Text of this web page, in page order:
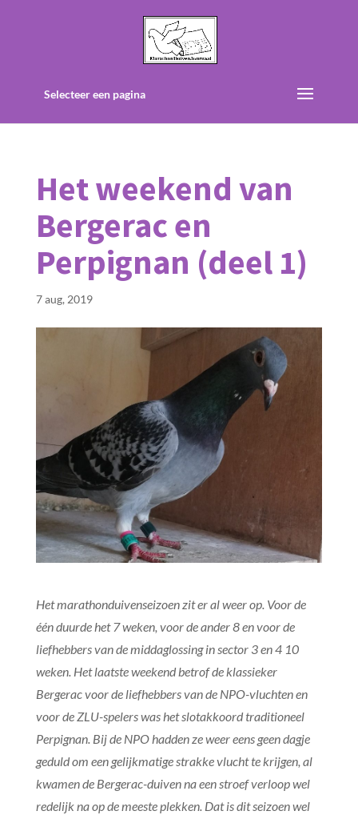
Selecteer een pagina
Het weekend van
Bergerac en
Perpignan (deel 1)
7 aug, 2019
Het marathonduivenseizoen zit er al weer op. Voor de
één duurde het 7 weken, voor de ander 8 en voor de
liefhebbers van de middaglossing in sector 3 en 4 10
weken. Het laatste weekend betrof de klassieker
Bergerac voor de liefhebbers van de NPO-vluchten en
voor de ZLU-spelers was het slotakkoord traditioneel
Perpignan. Bij de NPO hadden ze weer eens geen dagje
geduld om een gelijkmatige strakke vlucht te krijgen, al
kwamen de Bergerac-duiven na een stroef verloop wel
redelijk na op de meeste plekken. Dat is dit seizoen wel